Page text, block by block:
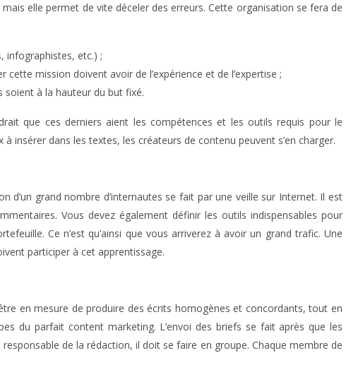
elle permet de vite déceler des erreurs. Cette organisation se fera de
infographistes, etc.) ;
mission doivent avoir de l’expérience et de l’expertise ;
soient à la hauteur du but fixé.
que ces derniers aient les compétences et les outils requis pour le
insérer dans les textes, les créateurs de contenu peuvent s’en charger.
d’un grand nombre d’internautes se fait par une veille sur Internet. Il est
Vous devez également définir les outils indispensables pour
Ce n’est qu’ainsi que vous arriverez à avoir un grand trafic. Une
participer à cet apprentissage.
en mesure de produire des écrits homogènes et concordants, tout en
du parfait content marketing. L’envoi des briefs se fait après que les
de la rédaction, il doit se faire en groupe. Chaque membre de